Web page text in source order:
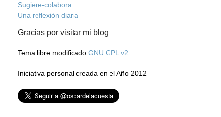
Sugiere-colabora
Una reflexión diaria
Gracias por visitar mi blog
Tema libre modificado GNU GPL v2.
Iniciativa personal creada en el Año 2012